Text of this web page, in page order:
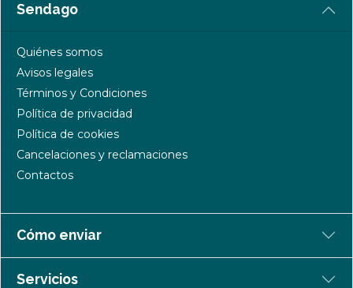
Sendago
Quiénes somos
Avisos legales
Términos y Condiciones
Política de privacidad
Política de cookies
Cancelaciones y reclamaciones
Contactos
Cómo enviar
Servicios